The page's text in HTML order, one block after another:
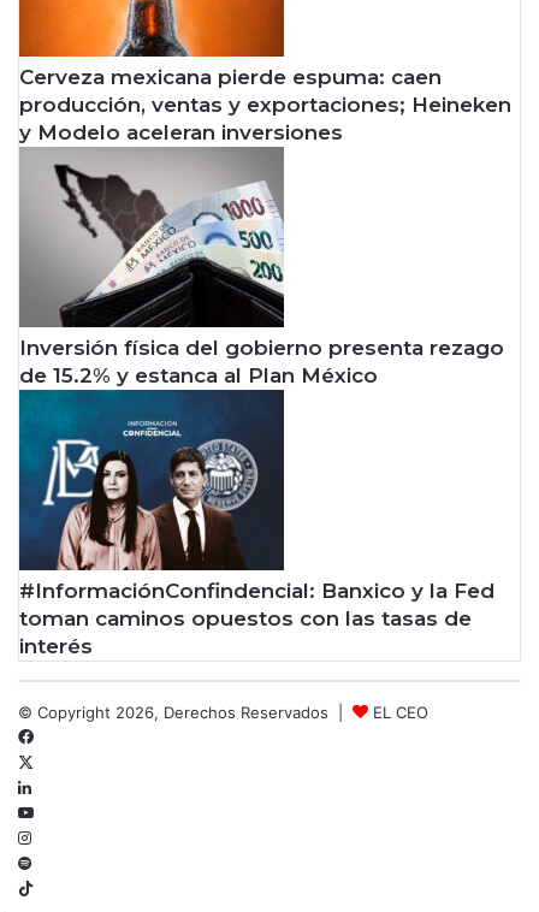
Cerveza mexicana pierde espuma: caen
producción, ventas y exportaciones; Heineken
y Modelo aceleran inversiones
Inversión física del gobierno presenta rezago
de 15.2% y estanca al Plan México
#InformaciónConfindencial: Banxico y la Fed
toman caminos opuestos con las tasas de
interés
© Copyright 2026, Derechos Reservados |
EL CEO
Spotify